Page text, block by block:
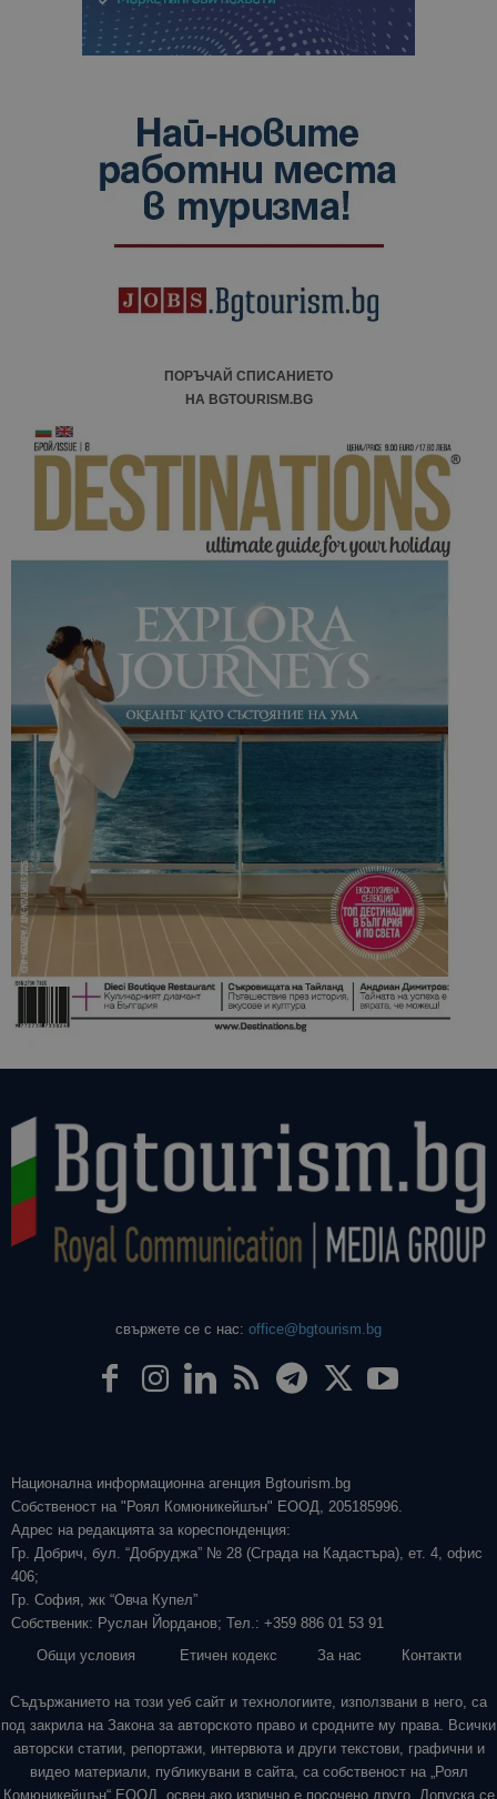
ПОРЪЧАЙ СПИСАНИЕТО
НА BGTOURISM.BG
свържете се с нас: office@bgtourism.bg
Национална информационна агенция Bgtourism.bg
Собственост на "Роял Комюникейшън" ЕООД, 205185996.
Адрес на редакцията за кореспонденция:
Гр. Добрич, бул. “Добруджа” № 28 (Сграда на Кадастъра), ет. 4, офис
406;
Гр. София, жк “Овча Купел”
Собственик: Руслан Йорданов; Тел.: +359 886 01 53 91
Общи условия
Етичен кодекс За нас Контакти
Съдържанието на този уеб сайт и технологиите, използвани в него, са
под закрила на Закона за авторското право и сродните му права. Всички
авторски статии, репортажи, интервюта и други текстови, графични и
видео материали, публикувани в сайта, са собственост на „Роял
Комюникейшън“ ЕООД, освен ако изрично е посочено друго. Допуска се